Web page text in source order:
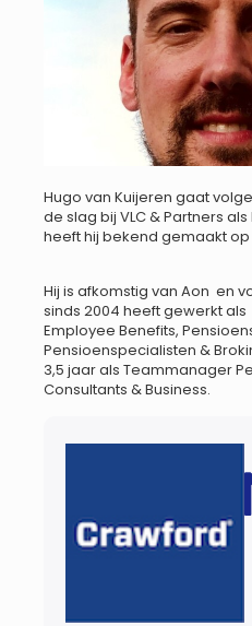
Hugo van Kuijeren gaat
de slag bij VLC & Partners
heeft hij bekend gemaakt op
Hij is afkomstig van Aon en
sinds 2004 heeft gewerkt
Employee Benefits,
Pensioenspecialisten &
3,5 jaar als Teammanager
Consultants & Business.